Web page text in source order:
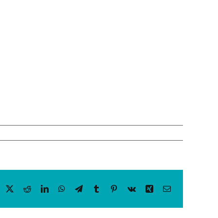
Facebook RedditLinkedInWhatsApp
TelegramTumblr Pinterest
Vk Xing Email